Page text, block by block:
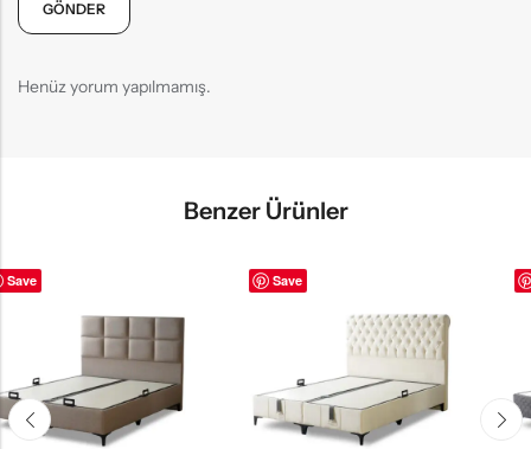
Henüz yorum yapılmamış.
Benzer Ürünler